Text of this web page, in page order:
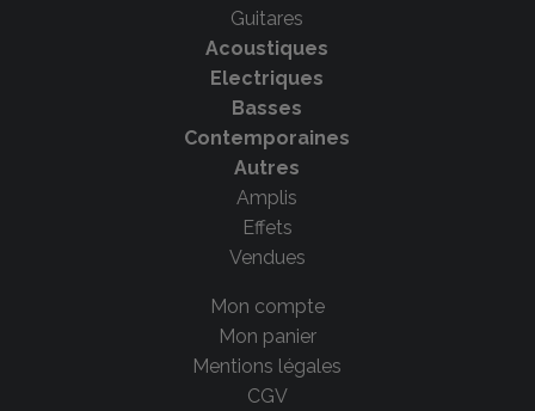
Guitares
Acoustiques
Electriques
Basses
Contemporaines
Autres
Amplis
Effets
Vendues
Mon compte
Mon panier
Mentions légales
CGV